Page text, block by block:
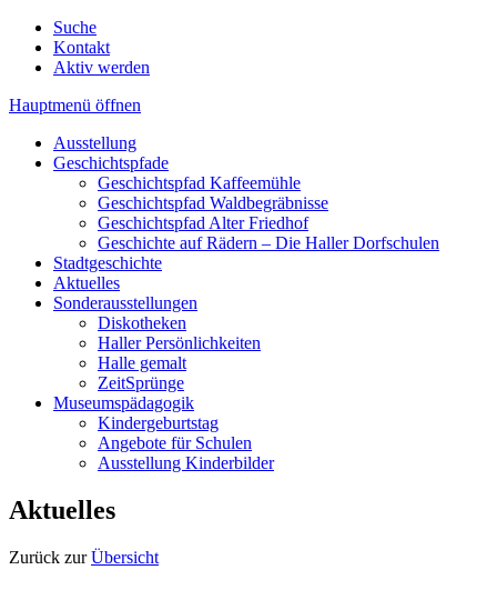
Suche
Kontakt
Aktiv werden
Hauptmenü öffnen
Ausstellung
Geschichtspfade
Geschichtspfad Kaffeemühle
Geschichtspfad Waldbegräbnisse
Geschichtspfad Alter Friedhof
Geschichte auf Rädern – Die Haller Dorfschulen
Stadtgeschichte
Aktuelles
Sonderausstellungen
Diskotheken
Haller Persönlichkeiten
Halle gemalt
ZeitSprünge
Museumspädagogik
Kindergeburtstag
Angebote für Schulen
Ausstellung Kinderbilder
Aktuelles
Zurück zurÜbersicht